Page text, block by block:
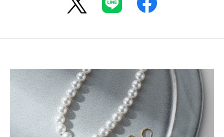
イニシャル同様、定番の刻印である日付。結婚指輪
る方も。指輪をふと見る度に、当時の新鮮な気持ち
を思い出せる刻印です。
日付の表記には様々なバリエーションがあります。